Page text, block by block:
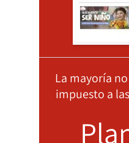
La mayoría
impuesto a